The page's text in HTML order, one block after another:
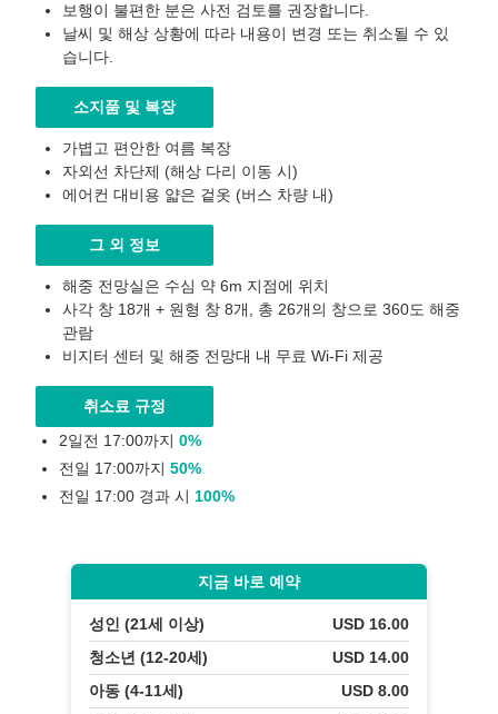
보행이 불편한 분은 사전 검토를 권장합니다.
날씨 및 해상 상황에 따라 내용이 변경 또는 취소될 수 있
습니다.
소지품 및 복장
가볍고 편안한 여름 복장
자외선 차단제 (해상 다리 이동 시)
에어컨 대비용 얇은 겉옷 (버스 차량 내)
그 외 정보
해중 전망실은 수심 약 6m 지점에 위치
사각 창 18개 + 원형 창 8개, 총 26개의 창으로 360도 해중
관람
비지터 센터 및 해중 전망대 내 무료 Wi-Fi 제공
취소료 규정
2일전 17:00까지 0%
전일 17:00까지 50%
전일 17:00 경과 시 100%
지금 바로 예약
성인 (21세 이상)
USD 16.00
청소년 (12-20세)
USD 14.00
아동 (4-11세)
USD 8.00